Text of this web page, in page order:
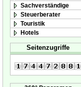
Sachverständige
Steuerberater
Touristik
Hotels
Seitenzugriffe